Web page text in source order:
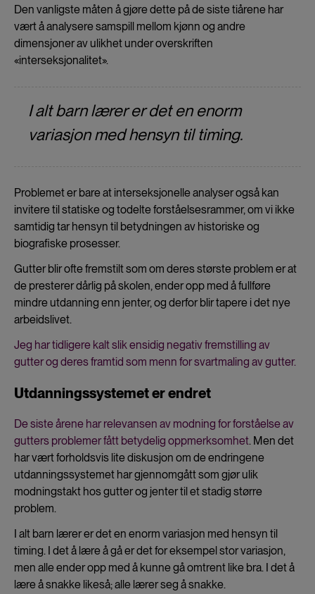
Den vanligste måten å gjøre dette på de siste tiårene har
vært å analysere samspill mellom kjønn og andre
dimensjoner av ulikhet under overskriften
«interseksjonalitet».
I alt barn lærer er det en enorm
variasjon med hensyn til timing.
Problemet er bare at interseksjonelle analyser også kan
invitere til statiske og todelte forståelsesrammer, om vi ikke
samtidig tar hensyn til betydningen av historiske og
biografiske prosesser.
Gutter blir ofte fremstilt som om deres største problem er at
de presterer dårlig på skolen, ender opp med å fullføre
mindre utdanning enn jenter, og derfor blir tapere i det nye
arbeidslivet.
Jeg har tidligere kalt slik ensidig negativ fremstilling av
gutter og deres framtid som menn for svartmaling av gutter.
Utdanningssystemet er endret
De siste årene har relevansen av modning for forståelse av
gutters problemer fått betydelig oppmerksomhet. Men det
har vært forholdsvis lite diskusjon om de endringene
utdanningssystemet har gjennomgått som gjør ulik
modningstakt hos gutter og jenter til et stadig større
problem.
I alt barn lærer er det en enorm variasjon med hensyn til
timing. I det å lære å gå er det for eksempel stor variasjon,
men alle ender opp med å kunne gå omtrent like bra. I det å
lære å snakke likeså; alle lærer seg å snakke.